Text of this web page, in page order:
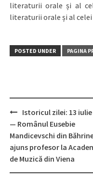
literaturii orale și al
literaturii orale și al celei
POSTED UNDER PAGINA
Post
navigation
Istoricul zilei: 13 iulie
— Românul Eusebie
Mandicevschi din
ajuns profesor la
de Muzică din Viena